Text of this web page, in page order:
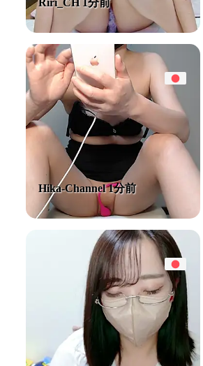
Riri_CH 1分前
Hika-Channel 1分前